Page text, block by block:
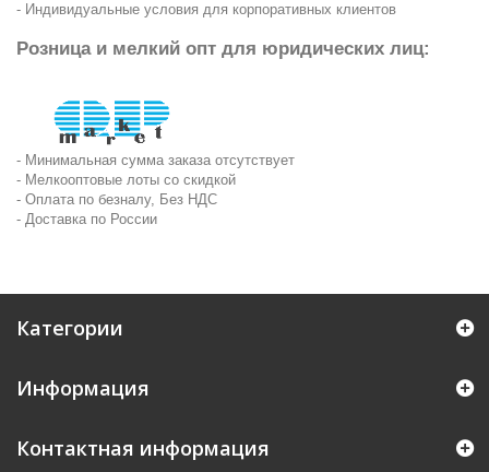
- Индивидуальные условия для корпоративных клиентов
Розница и мелкий опт для юридических лиц:
- Минимальная сумма заказа отсутствует
- Мелкооптовые лоты со скидкой
- Оплата по безналу, Без НДС
- Доставка по России
Категории
Информация
Контактная информация